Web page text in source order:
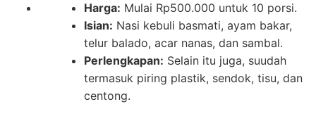
Harga: Mulai Rp500.000 untuk 10 porsi.
Isian: Nasi kebuli basmati, ayam bakar,
telur balado, acar nanas, dan sambal.
Perlengkapan: Selain itu juga, suudah
termasuk piring plastik, sendok, tisu, dan
centong.